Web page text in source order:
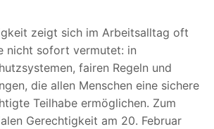
zeigt sich im Arbeitsalltag oft
nicht sofort vermutet: in
fairen Regeln und
die allen Menschen eine sichere
Teilhabe ermöglichen. Zum
Gerechtigkeit am 20. Februar